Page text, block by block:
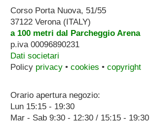
Corso Porta Nuova, 51/55
37122 Verona (ITALY)
a 100 metri dal Parcheggio Arena
p.iva 00096890231
Dati societari
Policy privacy• cookies • copyright
Orario apertura negozio:
Lun 15:15 - 19:30
Mar - Sab 9:30 - 12:30 / 15:15 - 19:30